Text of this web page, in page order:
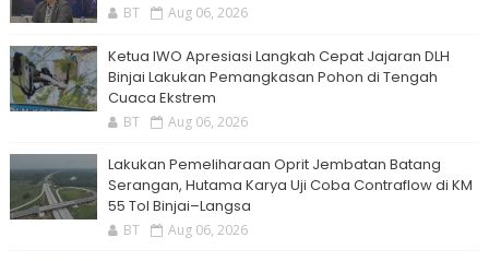
BT Aug 06, 2026
Ketua IWO Apresiasi Langkah Cepat Jajaran DLH
Binjai Lakukan Pemangkasan Pohon di Tengah
Cuaca Ekstrem
BT Aug 06, 2026
Lakukan Pemeliharaan Oprit Jembatan Batang
Serangan, Hutama Karya Uji Coba Contraflow di KM
55 Tol Binjai–Langsa
BT Aug 06, 2026